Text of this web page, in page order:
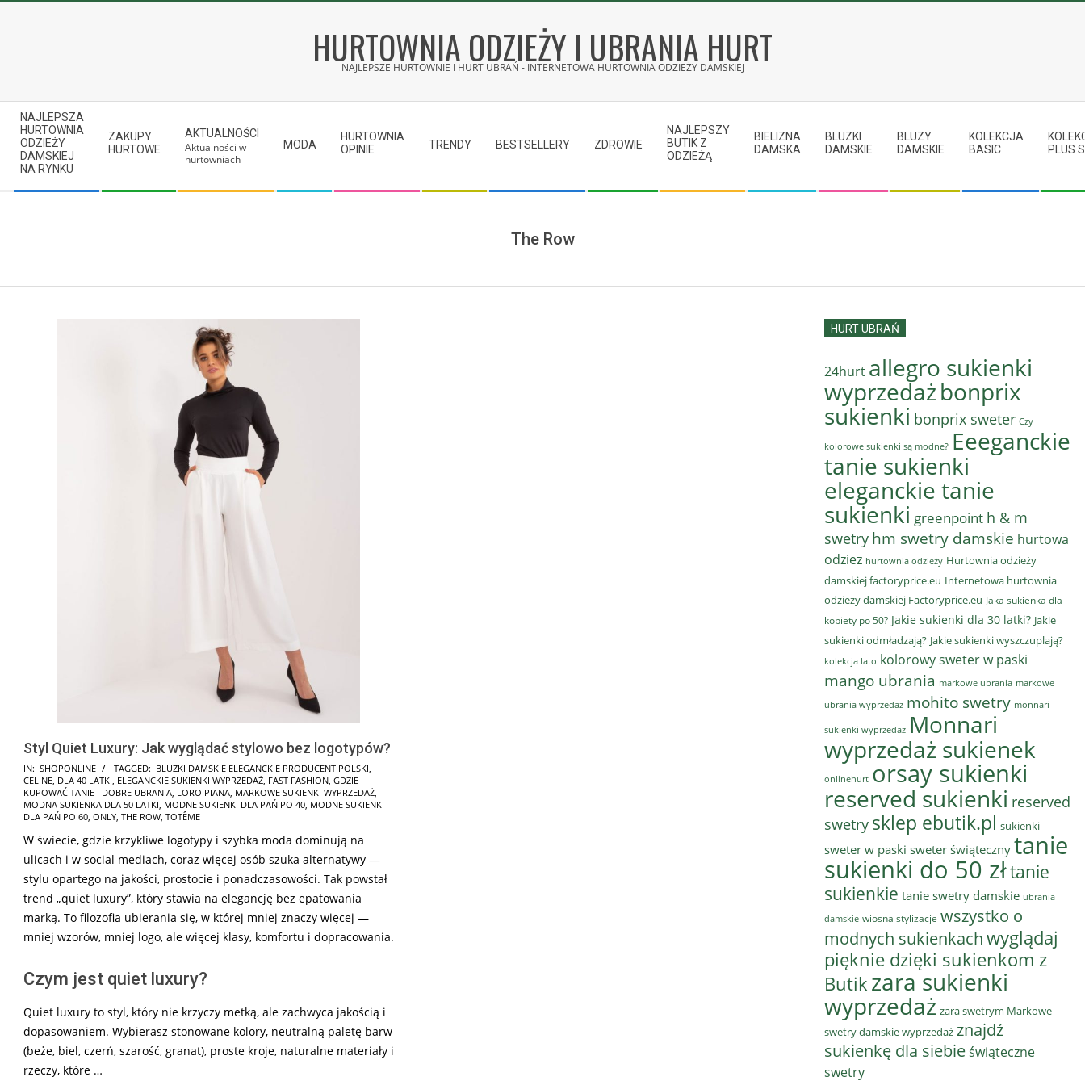
HURTOWNIA ODZIEŻY I UBRANIA HURT
NAJLEPSZE HURTOWNIE I HURT UBRAŃ - INTERNETOWA HURTOWNIA ODZIEŻY DAMSKIEJ
Secondary
Navigation
Menu
NAJLEPSZA
HURTOWNIA
ODZIEŻY
DAMSKIEJ
NA RYNKU
ZAKUPY
HURTOWE
AKTUALNOŚCI
Aktualności w
hurtowniach
MODA
HURTOWNIA
OPINIE
TRENDY BESTSELLERY ZDROWIE
NAJLEPSZY
BUTIK Z
ODZIEŻĄ
BIELIZNA
DAMSKA
BLUZKI
DAMSKIE
BLUZY
DAMSKIE
KOLEKCJA
BASIC
PLUS
The Row
Styl Quiet Luxury: Jak wyglądać stylowo bez logotypów?
2026-
02-
24
IN: SHOPONLINE TAGGED: BLUZKI DAMSKIE ELEGANCKIE PRODUCENT POLSKI,
CELINE, DLA 40 LATKI, ELEGANCKIE SUKIENKI WYPRZEDAŻ, FAST FASHION, GDZIE
KUPOWAĆ TANIE I DOBRE UBRANIA, LORO PIANA, MARKOWE SUKIENKI WYPRZEDAŻ,
MODNA SUKIENKA DLA 50 LATKI, MODNE SUKIENKI DLA PAŃ PO 40, MODNE SUKIENKI
DLA PAŃ PO 60, ONLY, THE ROW, TOTÊME
W świecie, gdzie krzykliwe logotypy i szybka moda dominują na
ulicach i w social mediach, coraz więcej osób szuka alternatywy —
stylu opartego na jakości, prostocie i ponadczasowości. Tak powstał
trend „quiet luxury”, który stawia na elegancję bez epatowania
marką. To filozofia ubierania się, w której mniej znaczy więcej —
mniej wzorów, mniej logo, ale więcej klasy, komfortu i dopracowania.
Czym jest quiet luxury?
Quiet luxury to styl, który nie krzyczy metką, ale zachwyca jakością i
dopasowaniem. Wybierasz stonowane kolory, neutralną paletę barw
(beże, biel, czerń, szarość, granat), proste kroje, naturalne materiały i
rzeczy, które …
HURT UBRAŃ
24hurt allegro sukienki
wyprzedażbonprix
sukienki bonprix sweter Czy
kolorowe sukienki są modne? Eeeganckie
tanie sukienki
eleganckie tanie
sukienki greenpoint h & m
swetry hm swetry damskie hurtowa
odziez hurtownia odzieży Hurtownia odzieży
damskiej factoryprice.eu Internetowa hurtownia
odzieży damskiej Factoryprice.eu Jaka sukienka dla
kobiety po 50? Jakie sukienki dla 30 latki? Jakie
sukienki odmładzają? Jakie sukienki wyszczuplają?
kolekcja lato kolorowy sweter w paski
mango ubrania markowe ubrania markowe
ubrania wyprzedaż mohito swetry monnari
sukienki wyprzedaż Monnari
wyprzedaż sukienek
onlinehurt orsay sukienki
reserved sukienki reserved
swetry sklep ebutik.pl sukienki
sweter w paski sweter świątecznytanie
sukienki do 50 złtanie
sukienkie tanie swetry damskie ubrania
damskie wiosna stylizacje wszystko o
modnych sukienkachwyglądaj
pięknie dzięki sukienkom z
Butik zara sukienki
wyprzedaż zara swetrym Markowe
swetry damskie wyprzedaż znajdź
sukienkę dla siebieświąteczne
swetry